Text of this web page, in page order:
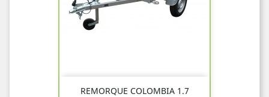
REMORQUE COLOMBIA 1.7